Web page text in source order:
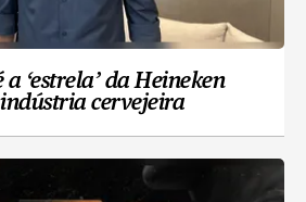
a ‘estrela’ da Heineken
cervejeira